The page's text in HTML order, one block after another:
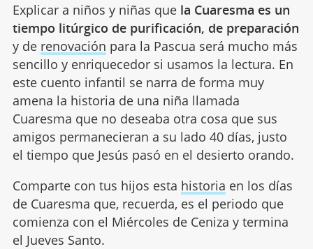
Explicar a niños y niñas que la Cuaresma es un
tiempo litúrgico de purificación, de preparación
y de renovación para la Pascua será mucho más
sencillo y enriquecedor si usamos la lectura. En
este cuento infantil se narra de forma muy
amena la historia de una niña llamada
Cuaresma que no deseaba otra cosa que sus
amigos permanecieran a su lado 40 días, justo
el tiempo que Jesús pasó en el desierto orando.
Comparte con tus hijos esta historia en los días
de Cuaresma que, recuerda, es el periodo que
comienza con el Miércoles de Ceniza y termina
el Jueves Santo.